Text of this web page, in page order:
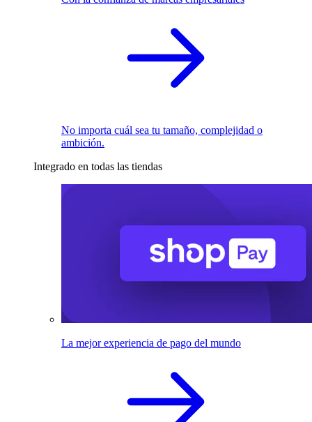
No importa cuál sea tu tamaño, complejidad o
ambición.
Integrado en todas las tiendas
La mejor experiencia de pago del mundo